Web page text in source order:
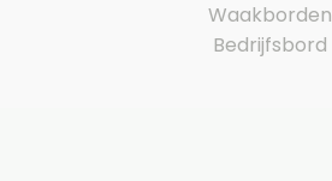
Waakborden
Bedrijfsbord